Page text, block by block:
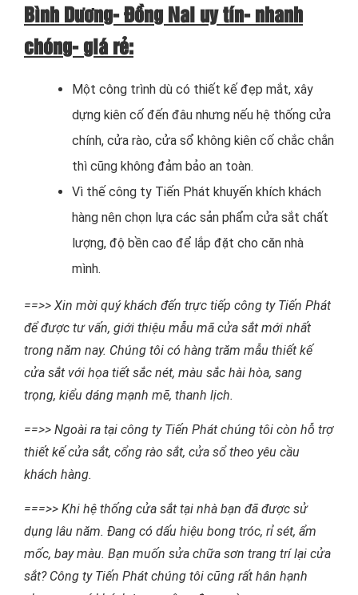
Bình Dương- Đồng Nai uy tín- nhanh
chóng- giá rẻ:
Một công trình dù có thiết kế đẹp mắt, xây
dựng kiên cố đến đâu nhưng nếu hệ thống cửa
chính, cửa rào, cửa sổ không kiên cố chắc chắn
thì cũng không đảm bảo an toàn.
Vì thế công ty Tiến Phát khuyến khích khách
hàng nên chọn lựa các sản phẩm cửa sắt chất
lượng, độ bền cao để lắp đặt cho căn nhà
mình.
==>> Xin mời quý khách đến trực tiếp công ty Tiến Phát
để được tư vấn, giới thiệu mẫu mã cửa sắt mới nhất
trong năm nay. Chúng tôi có hàng trăm mẫu thiết kế
cửa sắt với họa tiết sắc nét, màu sắc hài hòa, sang
trọng, kiểu dáng mạnh mẽ, thanh lịch.
==>> Ngoài ra tại công ty Tiến Phát chúng tôi còn hỗ trợ
thiết kế cửa sắt, cổng rào sắt, cửa sổ theo yêu cầu
khách hàng.
===>> Khi hệ thống cửa sắt tại nhà bạn đã được sử
dụng lâu năm. Đang có dấu hiệu bong tróc, rỉ sét, ẩm
mốc, bay màu. Bạn muốn sửa chữa sơn trang trí lại cửa
sắt? Công ty Tiến Phát chúng tôi cũng rất hân hạnh